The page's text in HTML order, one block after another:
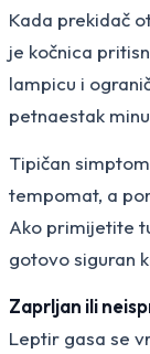
Kada prekidač
je kočnica
lampicu i
petnaestak
Tipičan
tempomat, a
Ako primijetite
gotovo siguran
Zaprljan ili
Leptir gasa se